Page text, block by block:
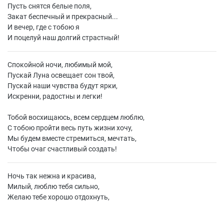
Пусть снятся белые поля,
Закат беспечный и прекрасный...
И вечер, где с тобою я
И поцелуй наш долгий страстный!
Спокойной ночи, любимый мой,
Пускай Луна освещает сон твой,
Пускай наши чувства будут ярки,
Искренни, радостны и легки!
Тобой восхищаюсь, всем сердцем люблю,
С тобою пройти весь путь жизни хочу,
Мы будем вместе стремиться, мечтать,
Чтобы очаг счастливый создать!
Ночь так нежна и красива,
Милый, люблю тебя сильно,
Желаю тебе хорошо отдохнуть,